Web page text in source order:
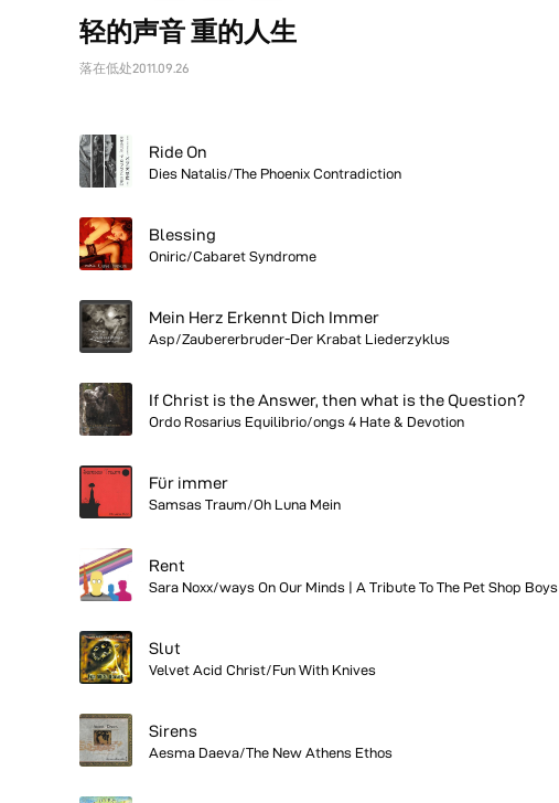
轻的声音 重的人生
落在低处2011.09.26
Ride On
Dies Natalis/The Phoenix Contradiction
Blessing
Oniric/Cabaret Syndrome
Mein Herz Erkennt Dich Immer
Asp/Zaubererbruder-Der Krabat Liederzyklus
If Christ is the Answer, then what is the Question?
Ordo Rosarius Equilibrio/ongs 4 Hate & Devotion
Für immer
Samsas Traum/Oh Luna Mein
Rent
Sara Noxx/ways On Our Minds | A Tribute To The Pet Shop Boys
Slut
Velvet Acid Christ/Fun With Knives
Sirens
Aesma Daeva/The New Athens Ethos